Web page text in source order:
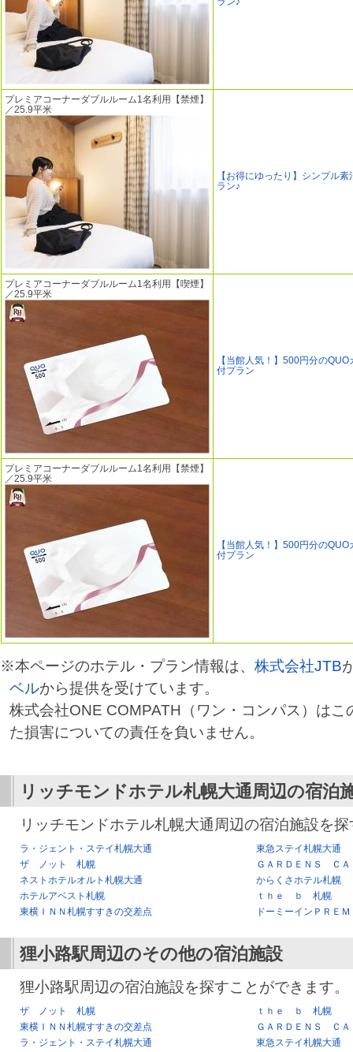
プレミアコーナーダブルルーム1名利用【禁煙】
／25.9平米
【お得にゆったり】シンプル素
ラン♪
プレミアコーナーダブルルーム1名利用【喫煙】
／25.9平米
【当館人気！】500円分のQUO
付プラン
プレミアコーナーダブルルーム1名利用【禁煙】
／25.9平米
【当館人気！】500円分のQUO
付プラン
※本ページのホテル・プラン情報は、 株式会社JTB
ベルから提供を受けています。
株式会社ONE COMPATH（ワン・コンパス）はこ
た損害についての責任を負いません。
リッチモンドホテル札幌大通周辺の宿泊
リッチモンドホテル札幌大通周辺の宿泊施設を
ラ・ジェント・ステイ札幌大通
東急ステイ札幌大通
ザ ノット 札幌
ＧＡＲＤＥＮＳ ＣＡ
ネストホテルオルト札幌大通
からくさホテル札幌
ホテルアベスト札幌
ｔｈｅ ｂ 札幌
東横ＩＮＮ札幌すすきの交差点
ドーミーインＰＲＥ
狸小路駅周辺のその他の宿泊施設
狸小路駅周辺の宿泊施設を探すことができます。
ザ ノット 札幌
ｔｈｅ ｂ 札幌
東横ＩＮＮ札幌すすきの交差点
ＧＡＲＤＥＮＳ ＣＡ
ラ・ジェント・ステイ札幌大通
東急ステイ札幌大通